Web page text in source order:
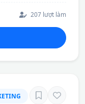
207 lượt làm